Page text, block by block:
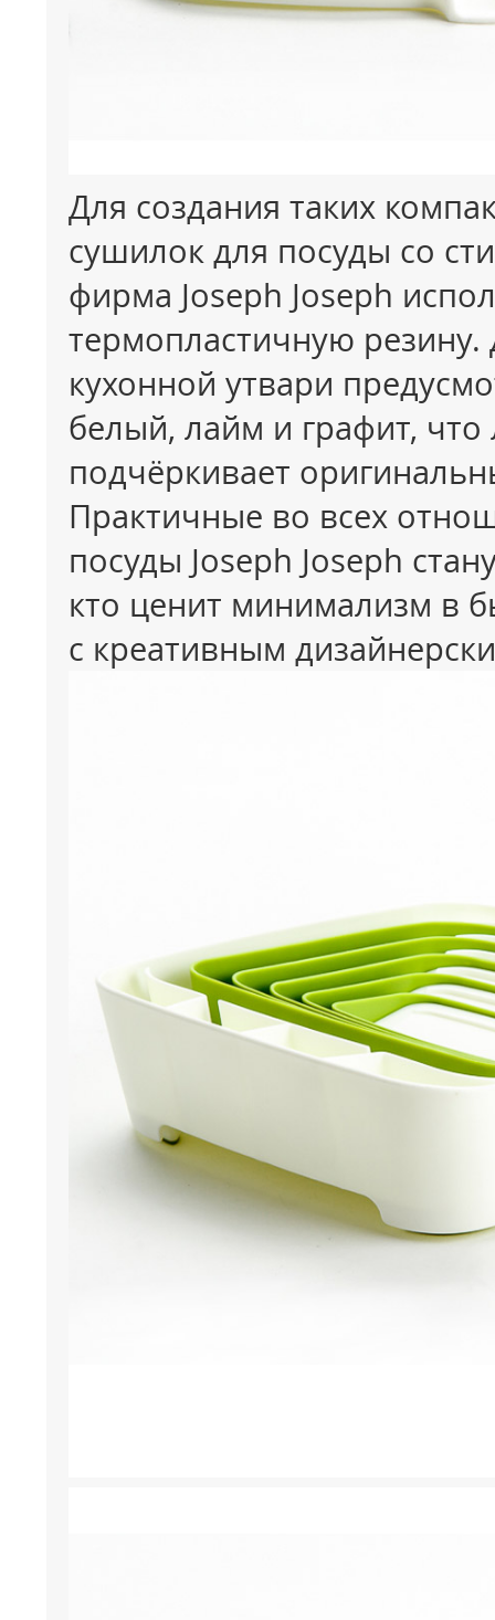
Для создания таких
сушилок для посуды со
фирма Joseph Joseph
термопластичную
кухонной утвари
белый, лайм и графит,
подчёркивает
Практичные во всех
посуды Joseph Joseph
кто ценит минимализм в
с креативным